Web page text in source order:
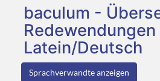
baculum -
Redewendungen
Latein/Deutsch
Sprachverwandte anzeigen